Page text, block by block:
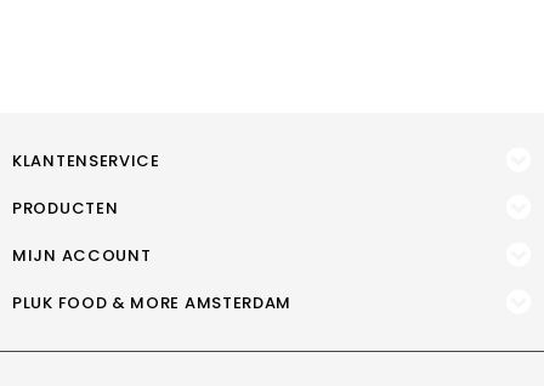
KLANTENSERVICE
PRODUCTEN
MIJN ACCOUNT
PLUK FOOD & MORE AMSTERDAM